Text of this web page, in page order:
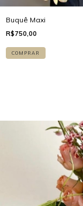
Buquê Maxi
R$750,00
COMPRAR